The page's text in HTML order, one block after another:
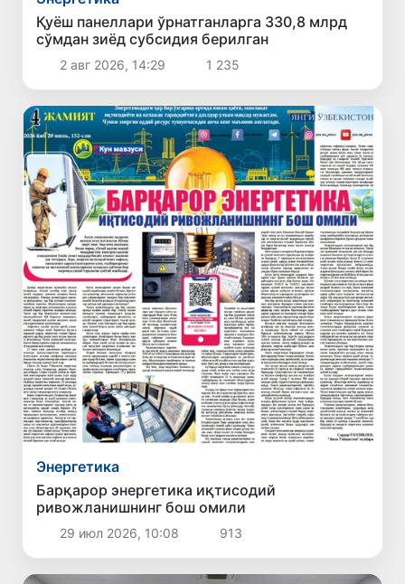
Қуёш панеллари ўрнатганларга 330,8 млрд
сўмдан зиёд субсидия берилган
2 авг 2026, 14:29 1 235
Энергетика
Барқарор энергетика иқтисодий
ривожланишнинг бош омили
29 июл 2026, 10:08 913